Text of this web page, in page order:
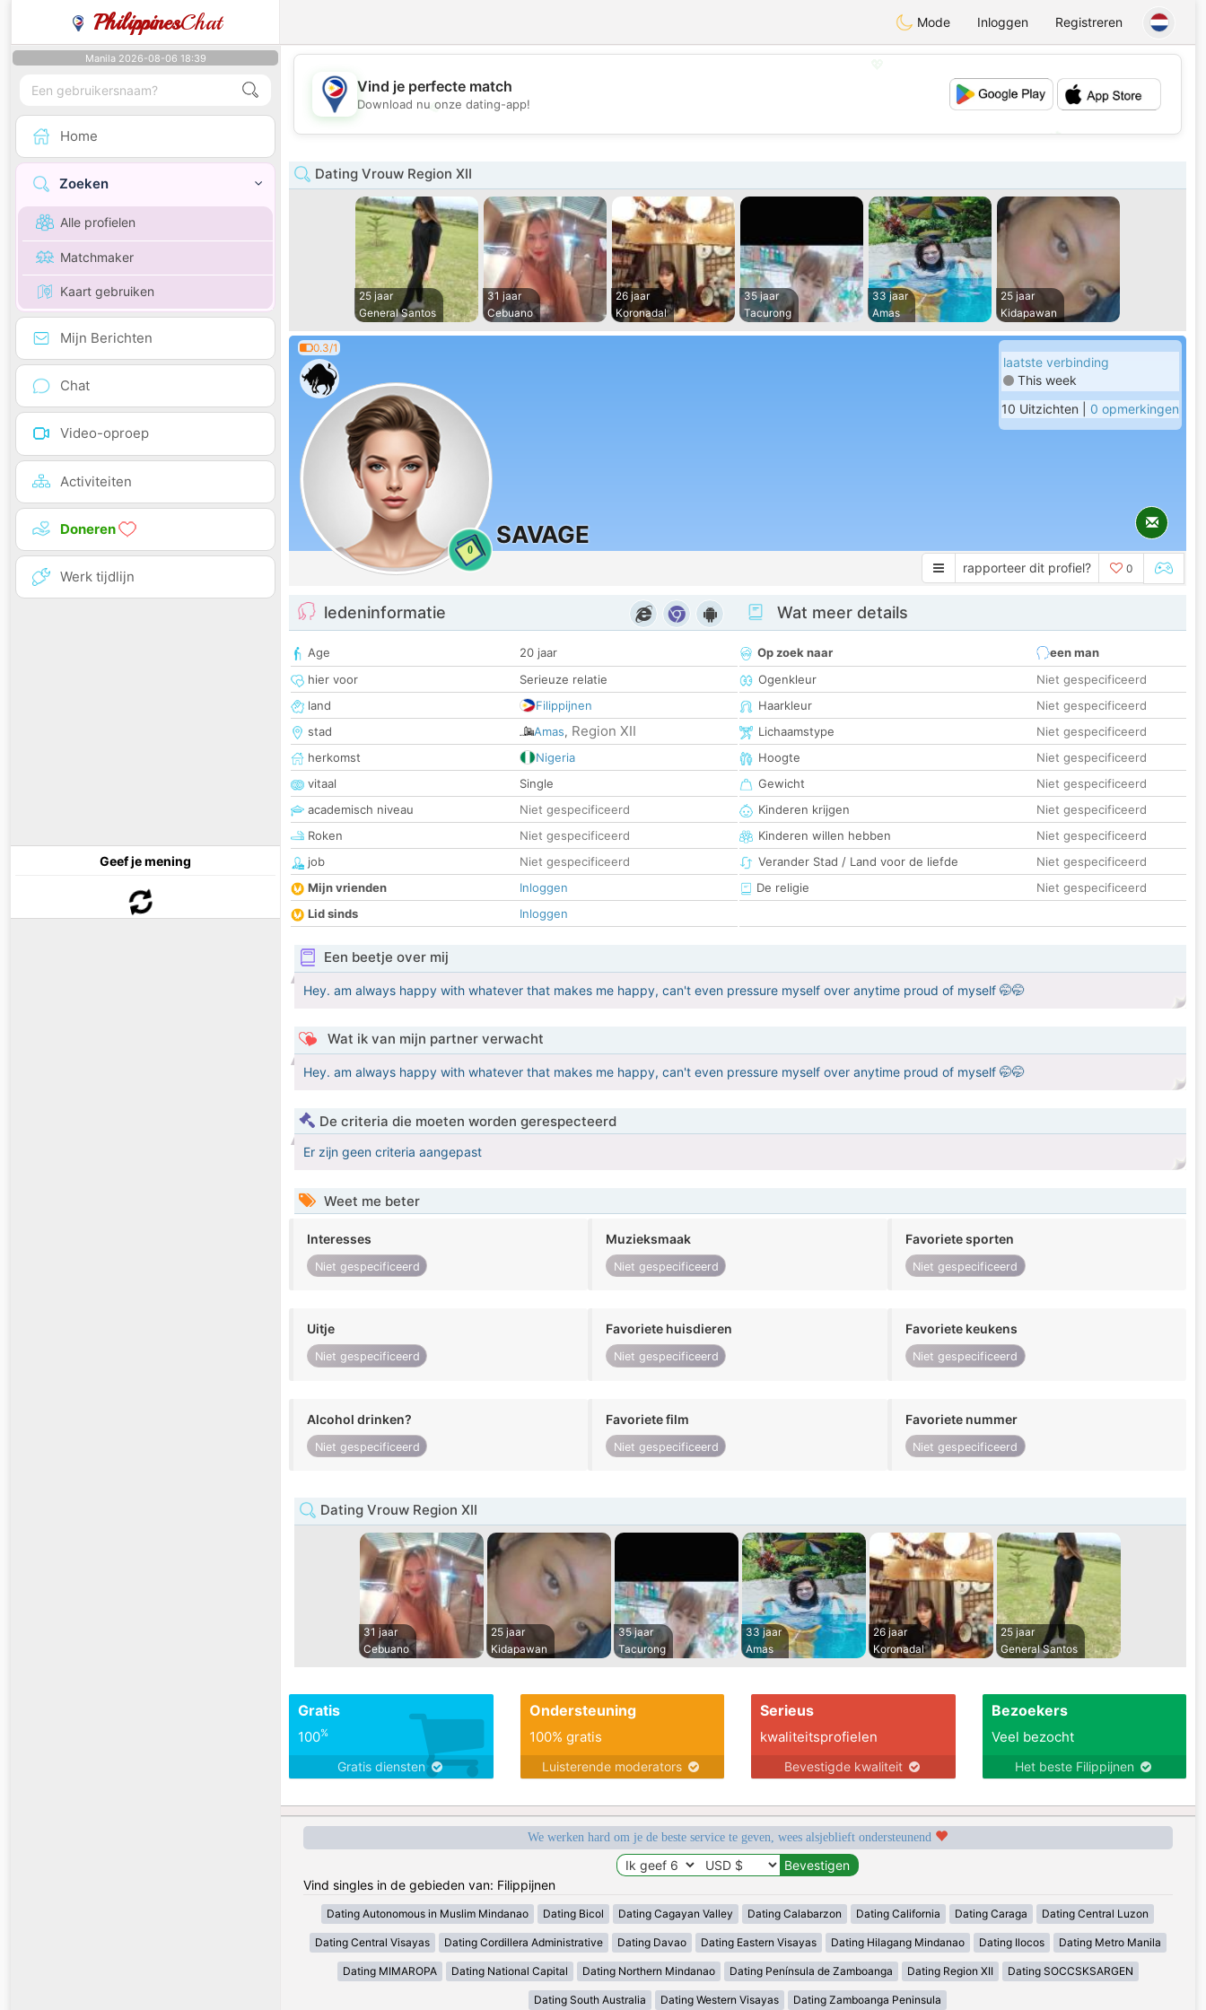
PhilippinesChat Mode Inloggen Registreren
Manila 2026-08-06 18:39
Home
Zoeken
Alle profielen
Matchmaker
Kaart gebruiken
Mijn Berichten
Chat
Video-oproep
Activiteiten
Doneren
Werk tijdlijn
Geef je mening
💕
Vind je perfecte match
Download nu onze dating-app!
Dating Vrouw Region XII
25 jaar
General Santos
31 jaar
Cebuano
26 jaar
Koronadal
35 jaar
Tacurong
33 jaar
Amas
25 jaar
Kidapawan
0.3/1
0
SAVAGE
laatste verbinding
This week
10 Uitzichten | 0 opmerkingen
rapporteer dit profiel? 0
ledeninformatie
Age
20 jaar
hier voor
Serieuze relatie
land
Filippijnen
stad
Amas, Region XII
herkomst
Nigeria
vitaal
Single
academisch niveau
Niet gespecificeerd
Roken
Niet gespecificeerd
job
Niet gespecificeerd
Mijn vrienden
Inloggen
Lid sinds
Inloggen
Wat meer details
Op zoek naar
een man
Ogenkleur
Niet gespecificeerd
Haarkleur
Niet gespecificeerd
Lichaamstype
Niet gespecificeerd
Hoogte
Niet gespecificeerd
Gewicht
Niet gespecificeerd
Kinderen krijgen
Niet gespecificeerd
Kinderen willen hebben
Niet gespecificeerd
Verander Stad / Land voor de liefde
Niet gespecificeerd
De religie
Niet gespecificeerd
Een beetje over mij
Hey. am always happy with whatever that makes me happy, can't even pressure myself over anytime proud of myself 🤭🤭
Wat ik van mijn partner verwacht
Hey. am always happy with whatever that makes me happy, can't even pressure myself over anytime proud of myself 🤭🤭
De criteria die moeten worden gerespecteerd
Er zijn geen criteria aangepast
Weet me beter
Interesses
Niet gespecificeerd
Muzieksmaak
Niet gespecificeerd
Favoriete sporten
Niet gespecificeerd
Uitje
Niet gespecificeerd
Favoriete huisdieren
Niet gespecificeerd
Favoriete keukens
Niet gespecificeerd
Alcohol drinken?
Niet gespecificeerd
Favoriete film
Niet gespecificeerd
Favoriete nummer
Niet gespecificeerd
Dating Vrouw Region XII
31 jaar
Cebuano
25 jaar
Kidapawan
35 jaar
Tacurong
33 jaar
Amas
26 jaar
Koronadal
25 jaar
General Santos
Gratis
100%
Gratis diensten
Ondersteuning
100% gratis
Luisterende moderators
Serieus
kwaliteitsprofielen
Bevestigde kwaliteit
Bezoekers
Veel bezocht
Het beste Filippijnen
We werken hard om je de beste service te geven, wees alsjeblieft ondersteunend
Vind singles in de gebieden van: Filippijnen
Dating Autonomous in Muslim Mindanao Dating Bicol Dating Cagayan Valley Dating Calabarzon Dating California Dating Caraga Dating Central Luzon
Dating Central Visayas Dating Cordillera Administrative Dating Davao Dating Eastern Visayas Dating Hilagang Mindanao Dating Ilocos Dating Metro Manila
Dating MIMAROPA Dating National Capital Dating Northern Mindanao Dating Península de Zamboanga Dating Region XII Dating SOCCSKSARGEN
Dating South Australia Dating Western Visayas Dating Zamboanga Peninsula